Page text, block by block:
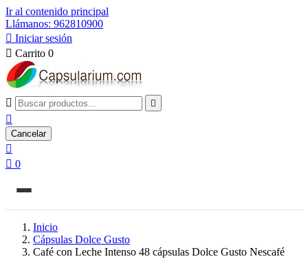
Ir al contenido principal
Llámanos: 962810900
 Iniciar sesión
 Carrito 0
 

Cancelar

 0
Inicio
Cápsulas Dolce Gusto
Café con Leche Intenso 48 cápsulas Dolce Gusto Nescafé